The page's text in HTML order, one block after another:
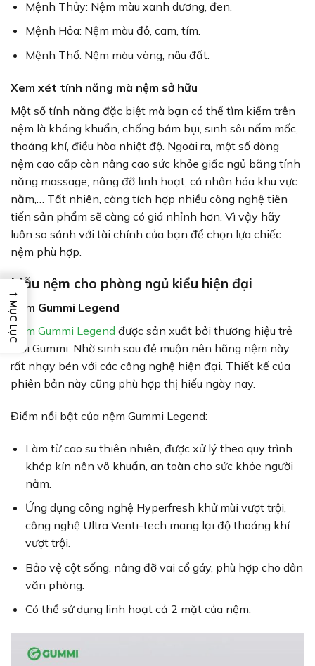
Mệnh Thủy: Nệm màu xanh dương, đen.
Mệnh Hỏa: Nệm màu đỏ, cam, tím.
Mệnh Thổ: Nệm màu vàng, nâu đất.
Xem xét tính năng mà nệm sở hữu
Một số tính năng đặc biệt mà bạn có thể tìm kiếm trên
nệm là kháng khuẩn, chống bám bụi, sinh sôi nấm mốc,
thoáng khí, điều hòa nhiệt độ. Ngoài ra, một số dòng
nệm cao cấp còn nâng cao sức khỏe giấc ngủ bằng tính
năng massage, nâng đỡ linh hoạt, cá nhân hóa khu vực
nằm,… Tất nhiên, càng tích hợp nhiều công nghệ tiên
tiến sản phẩm sẽ càng có giá nhỉnh hơn. Vì vậy hãy
luôn so sánh với tài chính của bạn để chọn lựa chiếc
nệm phù hợp.
Mẫu nệm cho phòng ngủ kiểu hiện đại
Nệm Gummi Legend
Nệm Gummi Legend được sản xuất bởi thương hiệu trẻ
tuổi Gummi. Nhờ sinh sau đẻ muộn nên hãng nệm này
rất nhạy bén với các công nghệ hiện đại. Thiết kế của
phiên bản này cũng phù hợp thị hiếu ngày nay.
Điểm nổi bật của nệm Gummi Legend:
Làm từ cao su thiên nhiên, được xử lý theo quy trình
khép kín nên vô khuẩn, an toàn cho sức khỏe người
nằm.
Ứng dụng công nghệ Hyperfresh khử mùi vượt trội,
công nghệ Ultra Venti-tech mang lại độ thoáng khí
vượt trội.
Bảo vệ cột sống, nâng đỡ vai cổ gáy, phù hợp cho dân
văn phòng.
Có thể sử dụng linh hoạt cả 2 mặt của nệm.
→
MỤC LỤC